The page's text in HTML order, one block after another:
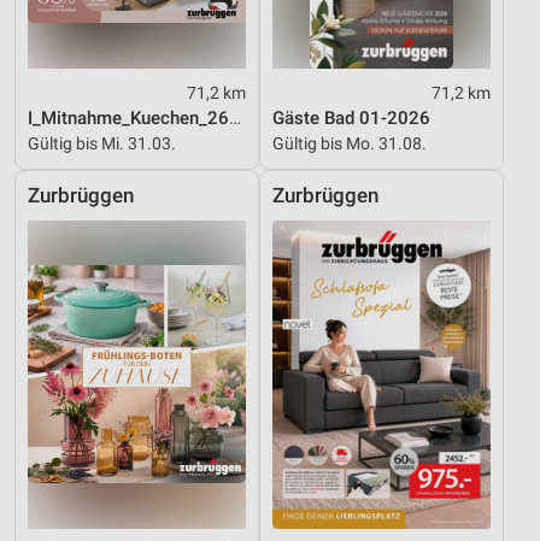
71,2 km
I_Mitnahme_Kuechen_26_ES
Gültig bis Mi. 31.03.
71,2 km
Gäste Bad 01-2026
Gültig bis Mo. 31.08.
Zurbrüggen Zurbrüggen